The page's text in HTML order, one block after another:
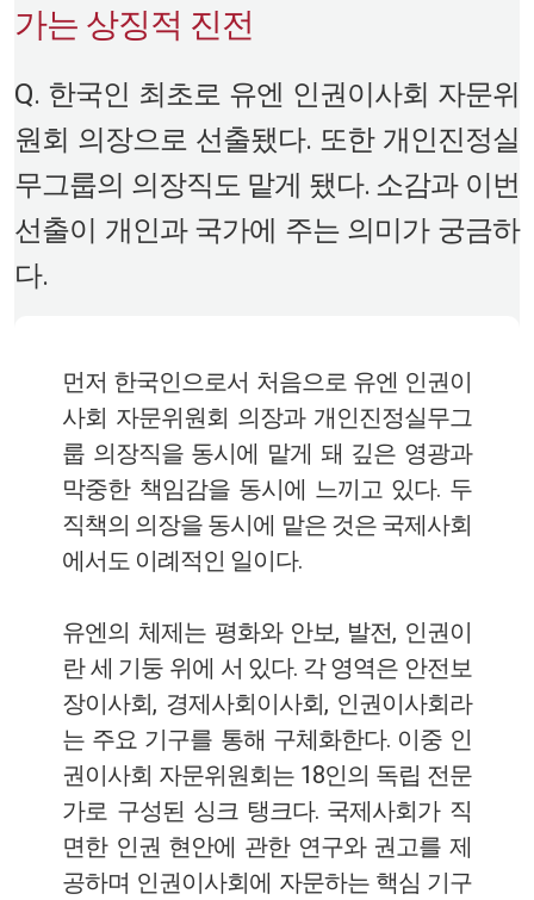
가는 상징적 진전
Q. 한국인 최초로 유엔 인권이사회 자문위
원회 의장으로 선출됐다. 또한 개인진정실
무그룹의 의장직도 맡게 됐다. 소감과 이번
선출이 개인과 국가에 주는 의미가 궁금하
다.
먼저 한국인으로서 처음으로 유엔 인권이
사회 자문위원회 의장과 개인진정실무그
룹 의장직을 동시에 맡게 돼 깊은 영광과
막중한 책임감을 동시에 느끼고 있다. 두
직책의 의장을 동시에 맡은 것은 국제사회
에서도 이례적인 일이다.
유엔의 체제는 평화와 안보, 발전, 인권이
란 세 기둥 위에 서 있다. 각 영역은 안전보
장이사회, 경제사회이사회, 인권이사회라
는 주요 기구를 통해 구체화한다. 이중 인
권이사회 자문위원회는 18인의 독립 전문
가로 구성된 싱크 탱크다. 국제사회가 직
면한 인권 현안에 관한 연구와 권고를 제
공하며 인권이사회에 자문하는 핵심 기구